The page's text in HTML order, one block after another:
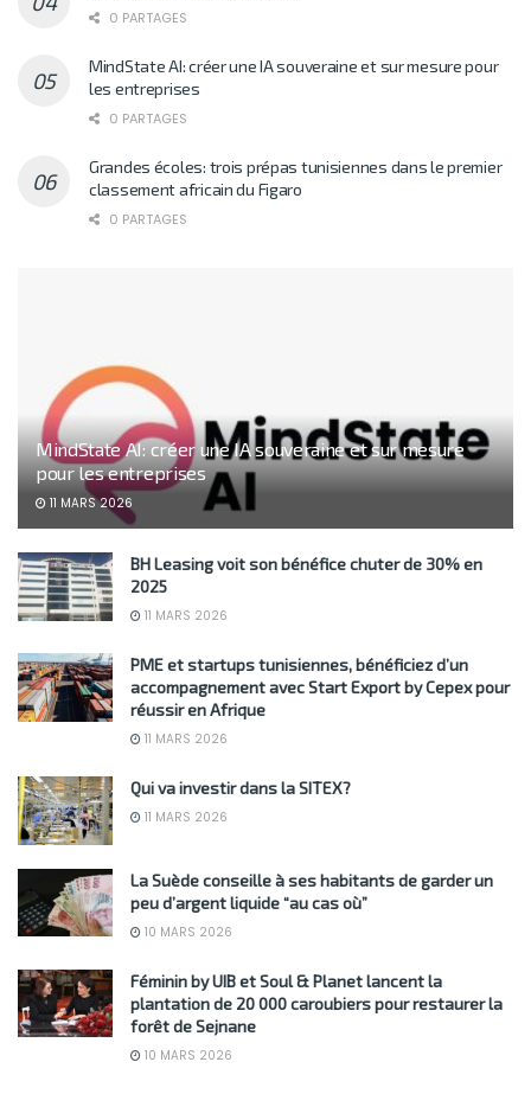
0 PARTAGES
MindState AI: créer une IA souveraine et sur mesure pour
les entreprises
0 PARTAGES
Grandes écoles: trois prépas tunisiennes dans le premier
classement africain du Figaro
0 PARTAGES
MindState AI: créer une IA souveraine et sur mesure
pour les entreprises
11 MARS 2026
BH Leasing voit son bénéfice chuter de 30% en
2025
11 MARS 2026
PME et startups tunisiennes, bénéficiez d’un
accompagnement avec Start Export by Cepex pour
réussir en Afrique
11 MARS 2026
Qui va investir dans la SITEX?
11 MARS 2026
La Suède conseille à ses habitants de garder un
peu d’argent liquide “au cas où”
10 MARS 2026
Féminin by UIB et Soul & Planet lancent la
plantation de 20 000 caroubiers pour restaurer la
forêt de Sejnane
10 MARS 2026